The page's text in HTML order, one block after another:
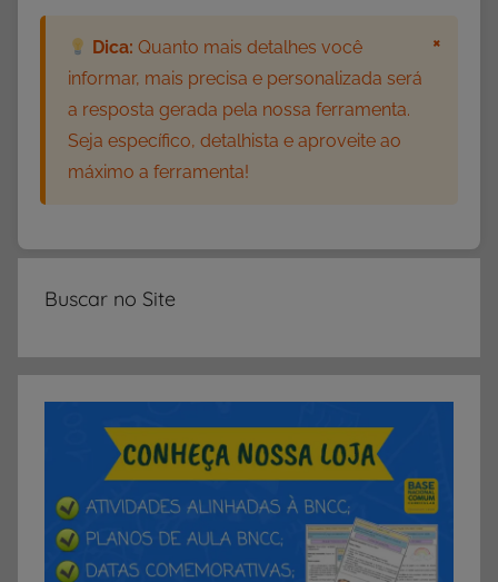
Dica: Quanto mais detalhes você
informar, mais precisa e personalizada será
a resposta gerada pela nossa ferramenta.
Seja específico, detalhista e aproveite ao
máximo a ferramenta!
×
Buscar no Site